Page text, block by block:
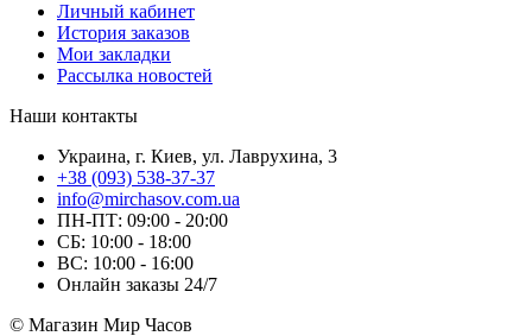
Личный кабинет
История заказов
Мои закладки
Рассылка новостей
Наши контакты
Украина, г. Киев, ул. Лаврухина, 3
+38 (093) 538-37-37
info@mirchasov.com.ua
ПН-ПТ: 09:00 - 20:00
СБ: 10:00 - 18:00
ВС: 10:00 - 16:00
Онлайн заказы 24/7
© Магазин Мир Часов